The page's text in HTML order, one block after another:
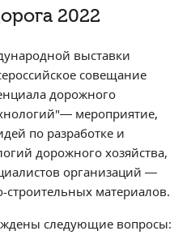
2022
выставки
совещание
дорожного
мероприятие,
по разработке и
дорожного хозяйства,
организаций —
материалов.
следующие вопросы: